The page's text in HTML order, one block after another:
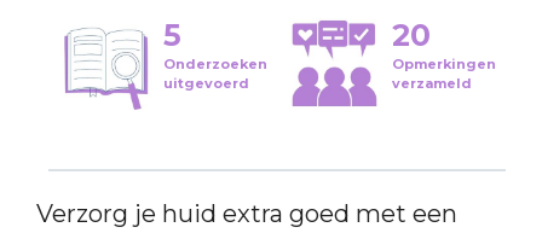
5
Onderzoeken
uitgevoerd
20
Opmerkingen
verzameld
Verzorg je huid extra goed met een